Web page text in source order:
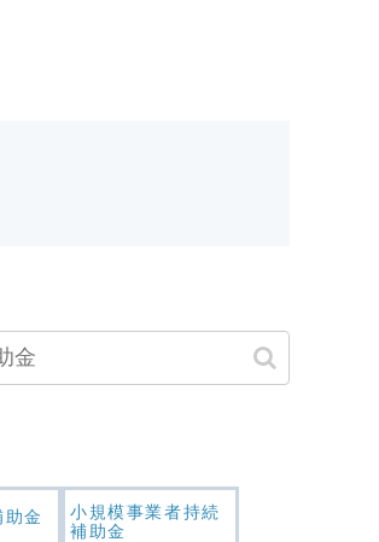
助金
小規模事業者持続
補助金